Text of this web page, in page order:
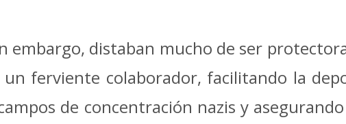
embargo, distaban mucho de ser
ferviente colaborador, facilitando la
de concentración nazis y